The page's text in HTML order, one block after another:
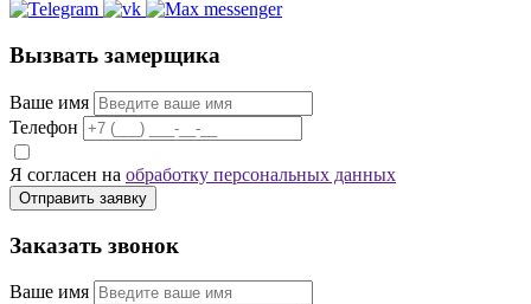
Вызвать замерщика
Ваше имя
Телефон
Я согласен на обработку персональных данных
Отправить заявку
Заказать звонок
Ваше имя